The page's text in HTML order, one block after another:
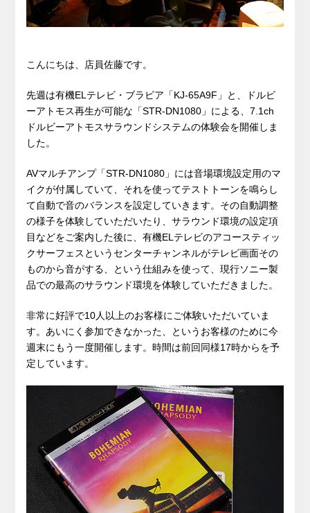
こんにちは、店員佐藤です。
先週は有機ELテレビ・ブラビア「KJ-65A9F」と、ドルビ
ーアトモス再生が可能な「STR-DN1080」による、7.1ch
ドルビーアトモスサラウンドシステムの体験会を開催しま
した。
AVマルチアンプ「STR-DN1080」には音場環境設定用のマ
イクが付属していて、それを使ってテストトーンを鳴らし
て自動で音のバランスを設定していきます。その自動調整
の様子を体験していただいたり、サラウンド環境の設定項
目などをご案内した後に、有機ELテレビのアコースティッ
クサーフェスというセンターチャンネルがテレビ画面その
ものから音がする、という仕組みを使って、現行ソニー製
品での最高のサラウンド環境を体験していただきました。
非常に好評で10人以上のお客様にご体験いただいていま
す。あいにく参加できなかった、というお客様のために今
週末にもう一度開催します。時間は前回同様17時からを予
定しています。